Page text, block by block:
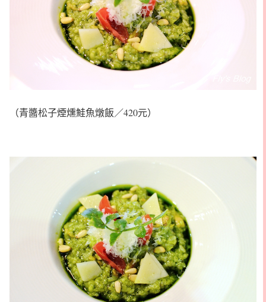
（青醬松子煙燻鮭魚燉飯／420元）